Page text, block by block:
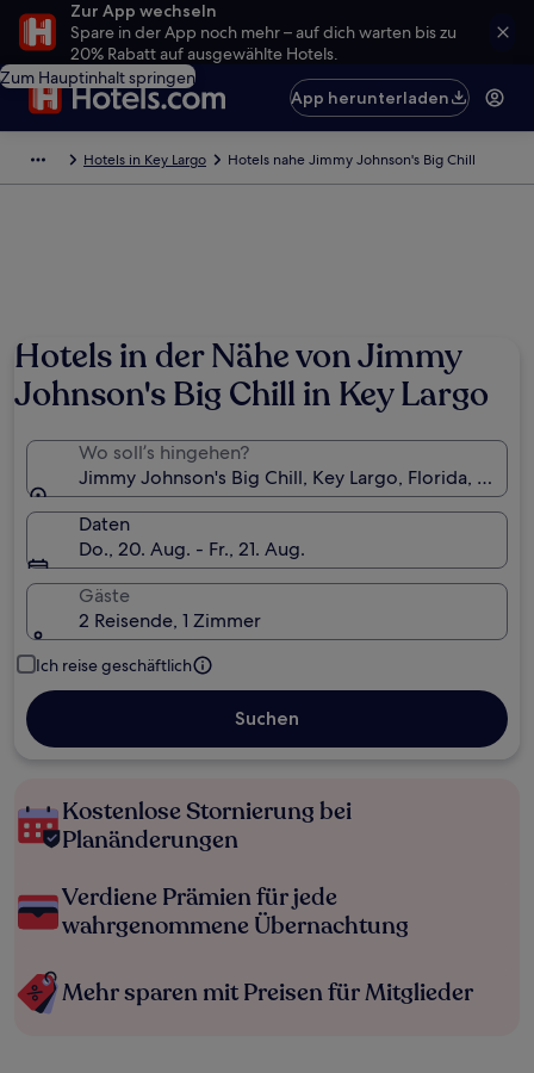
Zur App wechseln
Spare in der App noch mehr – auf dich warten bis zu
20% Rabatt auf ausgewählte Hotels.
Zum Hauptinhalt springen
App herunterladen
Hotels in Key Largo Hotels nahe Jimmy Johnson's Big Chill
Hotels in der Nähe von Jimmy
Johnson's Big Chill in Key Largo
Wo soll’s hingehen?
Jimmy Johnson's Big Chill, Key Largo, Florida, USA
Daten
Do., 20. Aug. - Fr., 21. Aug.
Gäste
2 Reisende, 1 Zimmer
Ich reise geschäftlich
Suchen
Kostenlose Stornierung bei
Planänderungen
Verdiene Prämien für jede
wahrgenommene Übernachtung
Mehr sparen mit Preisen für Mitglieder